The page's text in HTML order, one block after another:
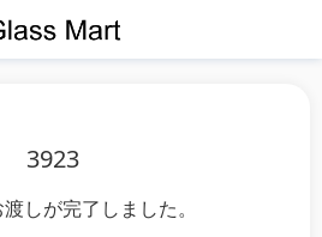
3923
しが完了しました。